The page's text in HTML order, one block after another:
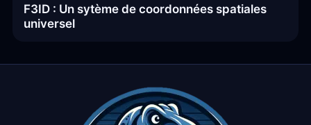
F3ID : Un sytème de coordonnées spatiales
universel